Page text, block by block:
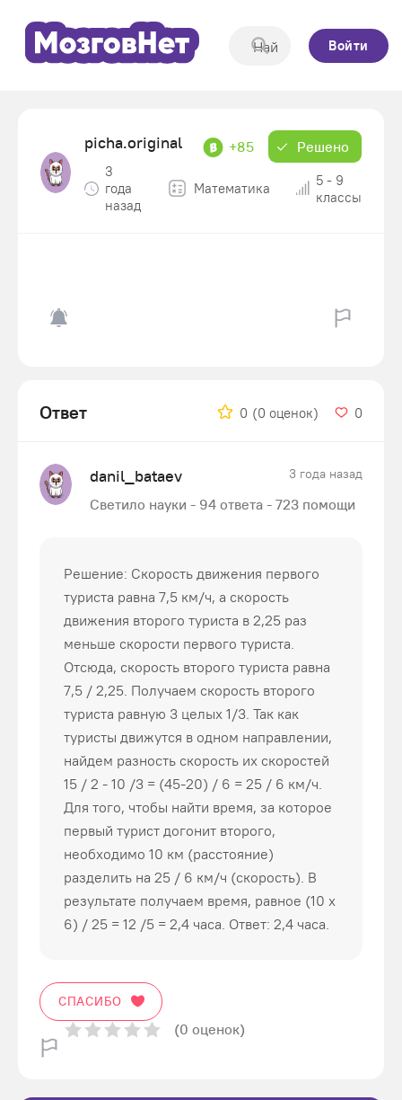
Войти
picha.original +85 Решено
3
года
назад
Математика
5 - 9
классы
Ответ 0 (0 оценок) 0
danil_bataev 3 года назад
Светило науки - 94 ответа - 723 помощи
Решение: Скорость движения первого
туриста равна 7,5 км/ч, а скорость
движения второго туриста в 2,25 раз
меньше скорости первого туриста.
Отсюда, скорость второго туриста равна
7,5 / 2,25. Получаем скорость второго
туриста равную 3 целых 1/3. Так как
туристы движутся в одном направлении,
найдем разность скорость их скоростей
15 / 2 - 10 /3 = (45-20) / 6 = 25 / 6 км/ч.
Для того, чтобы найти время, за которое
первый турист догонит второго,
необходимо 10 км (расстояние)
разделить на 25 / 6 км/ч (скорость). В
результате получаем время, равное (10 х
6) / 25 = 12 /5 = 2,4 часа. Ответ: 2,4 часа.
СПАСИБО
(0 оценок)